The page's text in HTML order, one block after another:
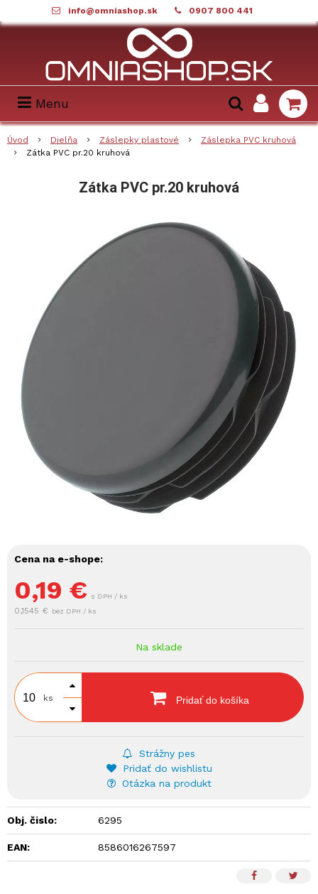
info@omniashop.sk 0907 800 441
Menu
Úvod Dielňa Záslepky plastové
Záslepka PVC kruhová
Zátka PVC pr.20 kruhová
Zátka PVC pr.20 kruhová
Cena na e-shope:
0,19 € s DPH / ks
0,1545 € bez DPH / ks
Na sklade
ks Pridať do košíka
Strážny pes
Pridať do wishlistu
Otázka na produkt
Obj. čislo: 6295
EAN: 8586016267597